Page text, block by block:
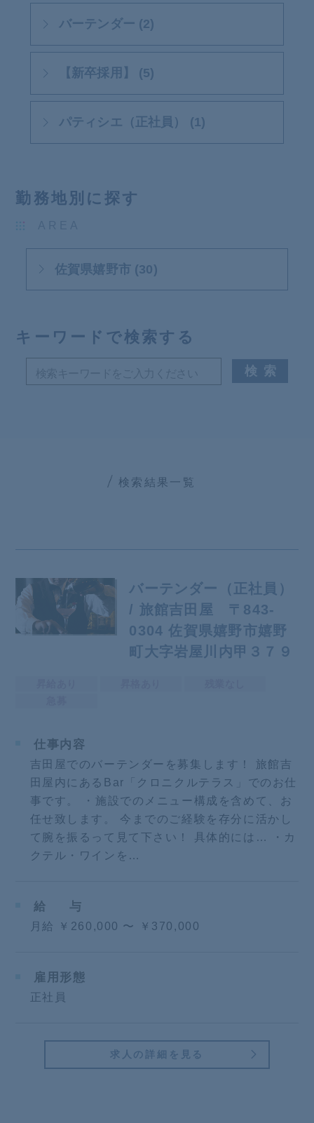
バーテンダー (2)
【新卒採用】 (5)
パティシエ（正社員） (1)
勤務地別に探す
佐賀県嬉野市 (30)
キーワードで検索する
検索結果一覧
バーテンダー（正社員）
/ 旅館吉田屋 〒843-
0304 佐賀県嬉野市嬉野
町大字岩屋川内甲３７９
仕事内容
吉田屋でのバーテンダーを募集します！ 旅館吉
田屋内にあるBar「クロニクルテラス」でのお仕
事です。 ・施設でのメニュー構成を含めて、お
任せ致します。 今までのご経験を存分に活かし
て腕を振るって見て下さい！ 具体的には… ・カ
クテル・ワインを…
給 与
月給 ￥260,000 〜 ￥370,000
雇用形態
正社員
求人の詳細を見る